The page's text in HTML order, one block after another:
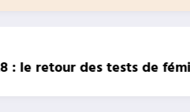
Dessine-moi la